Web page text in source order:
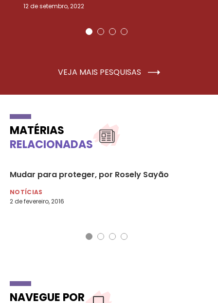
12 de setembro, 2022
VEJA MAIS PESQUISAS
MATÉRIAS
RELACIONADAS
Mudar para proteger, por Rosely Sayão
NOTÍCIAS
2 de fevereiro, 2016
NAVEGUE POR